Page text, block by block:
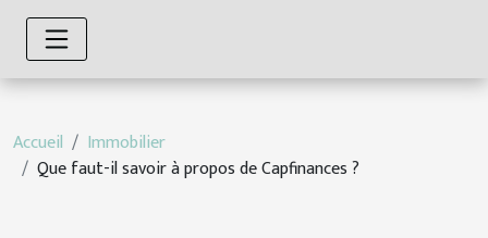
Accueil
Immobilier
Que faut-il savoir à propos de Capfinances ?